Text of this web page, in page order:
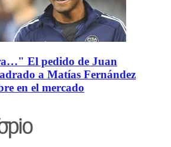
El pedido de Juan
a Matías Fernández
en el mercado